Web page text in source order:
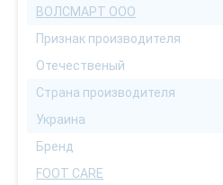
ВОЛСМАРТ ООО
Признак производителя
Отечественый
Страна производителя
Украина
Бренд
FOOT CARE